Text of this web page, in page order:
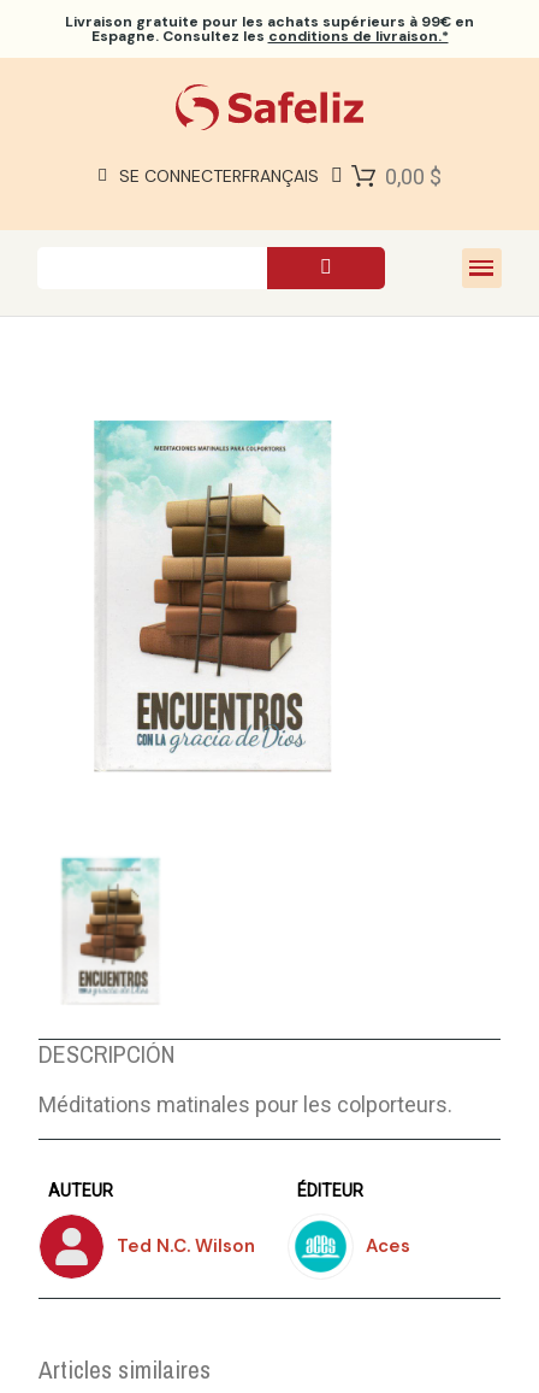
Livraison gratuite pour les achats supérieurs à 99€ en
Espagne. Consultez les conditions de livraison.*
SE CONNECTERFRANÇAIS 0,00 $
À PROPOS DE NOUS
DESCRIPCIÓN
Méditations matinales pour les colporteurs.
AUTEUR
Ted N.C. Wilson
ÉDITEUR
Aces
Articles similaires